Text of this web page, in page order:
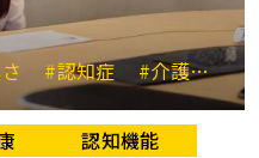
#認知症 #介護の悩み
認知機能